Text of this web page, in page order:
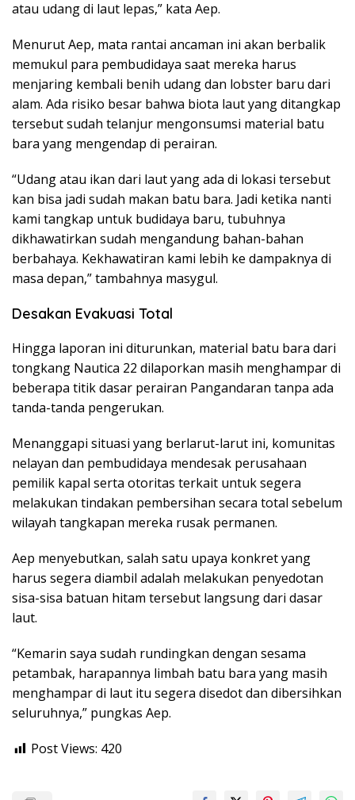
atau udang di laut lepas,” kata Aep.
Menurut Aep, mata rantai ancaman ini akan berbalik
memukul para pembudidaya saat mereka harus
menjaring kembali benih udang dan lobster baru dari
alam. Ada risiko besar bahwa biota laut yang ditangkap
tersebut sudah telanjur mengonsumsi material batu
bara yang mengendap di perairan.
“Udang atau ikan dari laut yang ada di lokasi tersebut
kan bisa jadi sudah makan batu bara. Jadi ketika nanti
kami tangkap untuk budidaya baru, tubuhnya
dikhawatirkan sudah mengandung bahan-bahan
berbahaya. Kekhawatiran kami lebih ke dampaknya di
masa depan,” tambahnya masygul.
Desakan Evakuasi Total
Hingga laporan ini diturunkan, material batu bara dari
tongkang Nautica 22 dilaporkan masih menghampar di
beberapa titik dasar perairan Pangandaran tanpa ada
tanda-tanda pengerukan.
Menanggapi situasi yang berlarut-larut ini, komunitas
nelayan dan pembudidaya mendesak perusahaan
pemilik kapal serta otoritas terkait untuk segera
melakukan tindakan pembersihan secara total sebelum
wilayah tangkapan mereka rusak permanen.
Aep menyebutkan, salah satu upaya konkret yang
harus segera diambil adalah melakukan penyedotan
sisa-sisa batuan hitam tersebut langsung dari dasar
laut.
“Kemarin saya sudah rundingkan dengan sesama
petambak, harapannya limbah batu bara yang masih
menghampar di laut itu segera disedot dan dibersihkan
seluruhnya,” pungkas Aep.
Post Views: 420